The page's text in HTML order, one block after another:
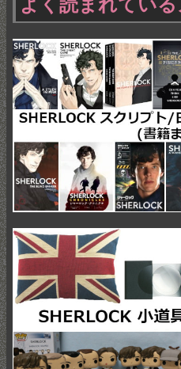
よく読まれてい